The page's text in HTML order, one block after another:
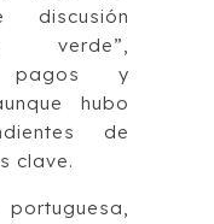
discusión
verde”,
pagos y
hubo
de
clave.